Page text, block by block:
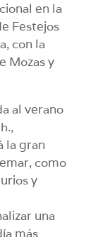
en la
Festejos
con la
Mozas y
al verano
la gran
como
y
una
más